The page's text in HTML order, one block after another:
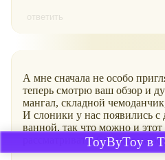
ответить
А мне сначала не особо
теперь смотрю ваш обзор и
мангал, складной
И слоники у нас появились
ванной, так что можно и
рассматривать. Спасибо за
ToyByToy в